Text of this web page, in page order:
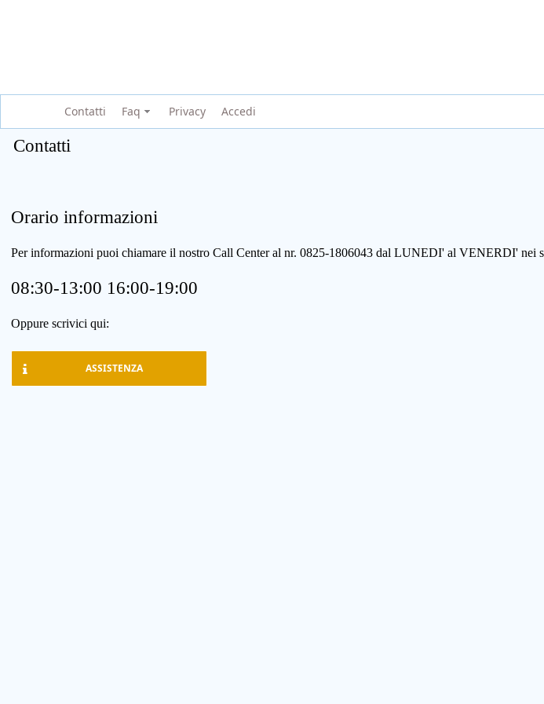
Contatti Faq Privacy Accedi
Contatti
Orario informazioni
Per informazioni puoi chiamare il nostro Call Center al nr. 0825-1806043 dal LUNEDI' al VENERDI' nei
08:30-13:00 16:00-19:00
Oppure scrivici qui:
ASSISTENZA